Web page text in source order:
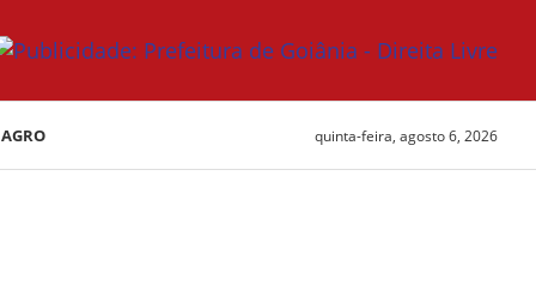
AGRO quinta-feira, agosto 6, 2026